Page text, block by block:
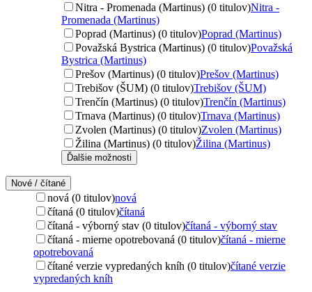
Nitra - Promenada (Martinus) (0 titulov)Nitra -
Promenada (Martinus)
Poprad (Martinus) (0 titulov)Poprad (Martinus)
Považská Bystrica (Martinus) (0 titulov)Považská
Bystrica (Martinus)
Prešov (Martinus) (0 titulov)Prešov (Martinus)
Trebišov (ŠUM) (0 titulov)Trebišov (ŠUM)
Trenčín (Martinus) (0 titulov)Trenčín (Martinus)
Trnava (Martinus) (0 titulov)Trnava (Martinus)
Zvolen (Martinus) (0 titulov)Zvolen (Martinus)
Žilina (Martinus) (0 titulov)Žilina (Martinus)
Ďalšie možnosti
Nové / čítané
nová (0 titulov)nová
čítaná (0 titulov)čítaná
čítaná - výborný stav (0 titulov)čítaná - výborný stav
čítaná - mierne opotrebovaná (0 titulov)čítaná - mierne
opotrebovaná
čítané verzie vypredaných kníh (0 titulov)čítané verzie
vypredaných kníh